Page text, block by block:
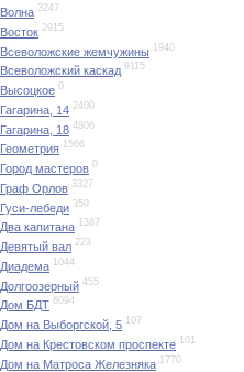
Волна 3247
Восток 2915
Всеволожские жемчужины 1940
Всеволожский каскад 9115
Высоцкое 0
Гагарина, 14 2400
Гагарина, 18 4806
Геометрия 1566
Город мастеров 0
Граф Орлов 3327
Гуси-лебеди 359
Два капитана 1387
Девятый вал 223
Диадема 1044
Долгоозерный 455
Дом БДТ 6094
Дом на Выборгской, 5 107
Дом на Крестовском проспекте 101
Дом на Матроса Железняка 1770